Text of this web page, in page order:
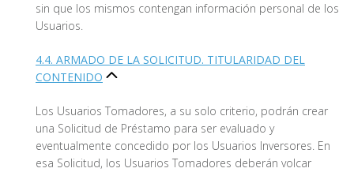
sin que los mismos contengan información personal de los
Usuarios.
4.4. ARMADO DE LA SOLICITUD. TITULARIDAD DEL
CONTENIDO
Los Usuarios Tomadores, a su solo criterio, podrán crear
una Solicitud de Préstamo para ser evaluado y
eventualmente concedido por los Usuarios Inversores. En
esa Solicitud, los Usuarios Tomadores deberán volcar